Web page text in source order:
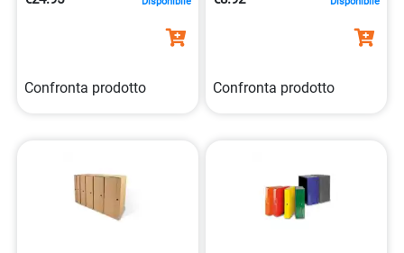
Confronta prodotto Confronta prodotto